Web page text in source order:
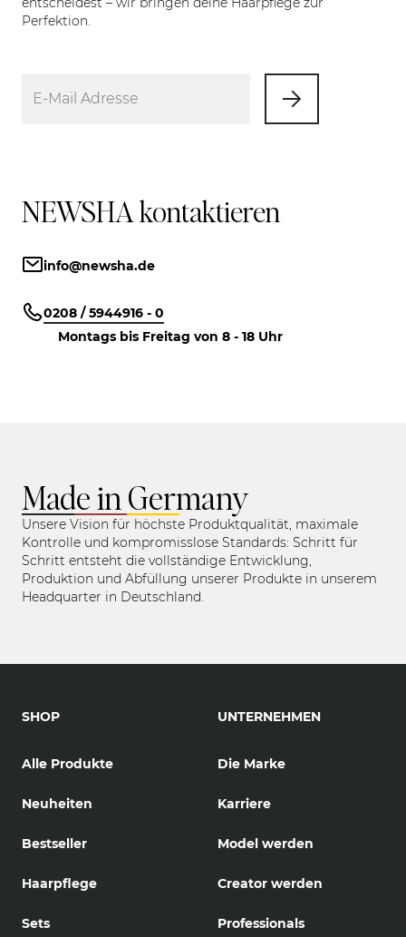
Perfektion.
NEWSHA kontaktieren
info@newsha.de
0208 / 5944916 - 0
Montags bis Freitag von 8 - 18 Uhr
Made in Germany
Unsere Vision für höchste Produktqualität, maximale
Kontrolle und kompromisslose Standards: Schritt für
Schritt entsteht die vollständige Entwicklung,
Produktion und Abfüllung unserer Produkte in unserem
Headquarter in Deutschland.
SHOP
Alle Produkte
Neuheiten
Bestseller
Haarpflege
Sets
UNTERNEHMEN
Die Marke
Karriere
Model werden
Creator werden
Professionals